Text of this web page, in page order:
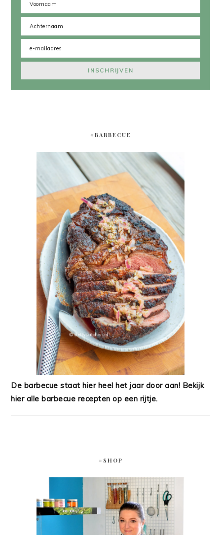
#BARBECUE
De barbecue staat hier heel het jaar door aan! Bekijk
hier alle barbecue recepten op een rijtje.
#SHOP